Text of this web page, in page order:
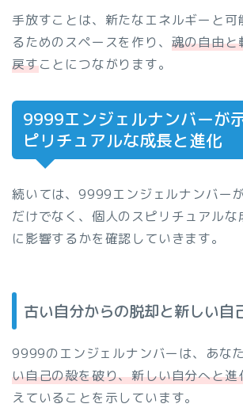
手放すことは、新たなエネルギーと可
るためのスペースを作り、 魂の自由と
戻すことにつながります。
9999エンジェルナンバーが
ピリチュアルな成長と進化
続いては、9999エンジェルナンバー
だけでなく、個人のスピリチュアルな
に影響するかを確認していきます。
古い自分からの脱却と新しい自
9999のエンジェルナンバーは、あな
い自己の殻を破り、新しい自分へと進
えていることを示しています。